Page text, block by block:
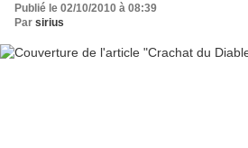
Publié le 02/10/2010 à 08:39
Par sirius